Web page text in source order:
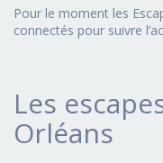
Pour le moment les
connectés pour suivre
Les
Orléans